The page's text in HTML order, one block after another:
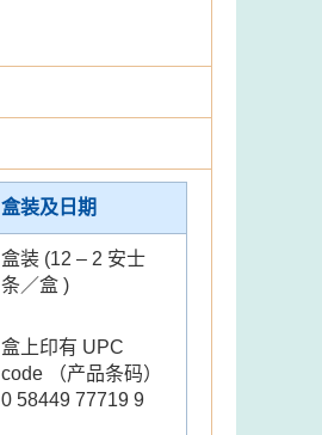
盒装及日期
盒装 (12 – 2 安士
条／盒 )
盒上印有 UPC
code （产品条码）
0 58449 77719 9